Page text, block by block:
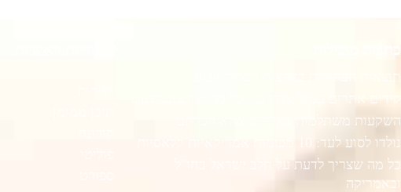
כתבות מובילות
תוצאות הבחירות בארצות הברית 2024
קידום אתרים בגוגל ארה"ב – כל מה שחשוב לדעת
השקעות משתלמות בארה"ב שלא הכרתם
נולדו לסוע לעד: 10 מכוניות אמריקאיות קלאסיות
כל מה שצריך לדעת על חלב ישראל בחו"ל
ובאמריקה